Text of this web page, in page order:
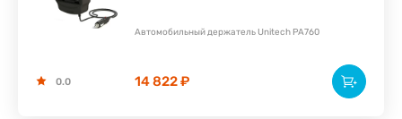
Автомобильный держатель Unitech PA760
14 822 ₽
0.0